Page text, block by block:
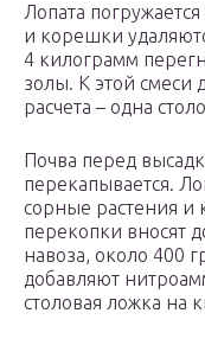
Лопата
и корешки
4 килограмм
золы. К этой смеси
расчета – одна
Почва перед
перекапывается.
сорные растения и
перекопки вносят
навоза, около 400
добавляют
столовая ложка на